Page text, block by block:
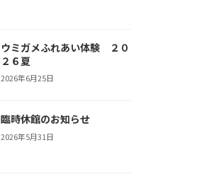
ウミガメふれあい体験 ２０
２６夏
2026年6月25日
臨時休館のお知らせ
2026年5月31日